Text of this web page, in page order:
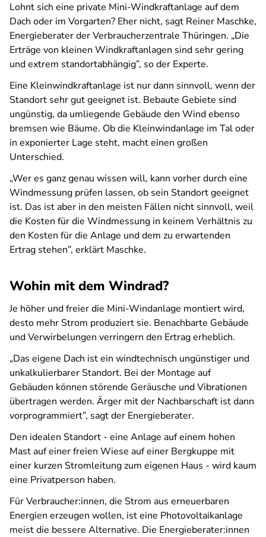
Lohnt sich eine private Mini-Windkraftanlage auf dem
Dach oder im Vorgarten? Eher nicht, sagt Reiner Maschke,
Energieberater der Verbraucherzentrale Thüringen. „Die
Erträge von kleinen Windkraftanlagen sind sehr gering
und extrem standortabhängig”, so der Experte.
Eine Kleinwindkraftanlage ist nur dann sinnvoll, wenn der
Standort sehr gut geeignet ist. Bebaute Gebiete sind
ungünstig, da umliegende Gebäude den Wind ebenso
bremsen wie Bäume. Ob die Kleinwindanlage im Tal oder
in exponierter Lage steht, macht einen großen
Unterschied.
„Wer es ganz genau wissen will, kann vorher durch eine
Windmessung prüfen lassen, ob sein Standort geeignet
ist. Das ist aber in den meisten Fällen nicht sinnvoll, weil
die Kosten für die Windmessung in keinem Verhältnis zu
den Kosten für die Anlage und dem zu erwartenden
Ertrag stehen”, erklärt Maschke.
Wohin mit dem Windrad?
Je höher und freier die Mini-Windanlage montiert wird,
desto mehr Strom produziert sie. Benachbarte Gebäude
und Verwirbelungen verringern den Ertrag erheblich.
„Das eigene Dach ist ein windtechnisch ungünstiger und
unkalkulierbarer Standort. Bei der Montage auf
Gebäuden können störende Geräusche und Vibrationen
übertragen werden. Ärger mit der Nachbarschaft ist dann
vorprogrammiert”, sagt der Energieberater.
Den idealen Standort - eine Anlage auf einem hohen
Mast auf einer freien Wiese auf einer Bergkuppe mit
einer kurzen Stromleitung zum eigenen Haus - wird kaum
eine Privatperson haben.
Für Verbraucher:innen, die Strom aus erneuerbaren
Energien erzeugen wollen, ist eine Photovoltaikanlage
meist die bessere Alternative. Die Energieberater:innen